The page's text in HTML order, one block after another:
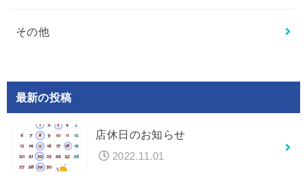
その他
最新の投稿
店休日のお知らせ
2022.11.01